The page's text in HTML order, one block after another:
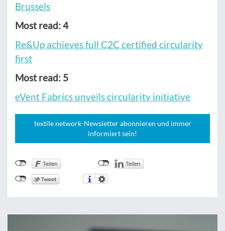
Brussels
Most read: 4
Re&Up achieves full C2C certified circularity
first
Most read: 5
eVent Fabrics unveils circularity initiative
textile network-Newsletter abonnieren und immer
informiert sein!